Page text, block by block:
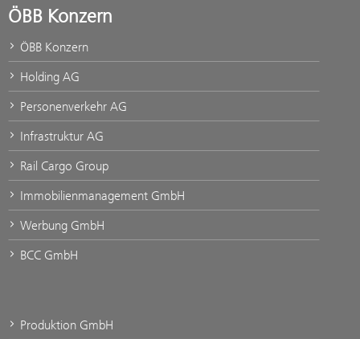
ÖBB Konzern
ÖBB Konzern
Holding AG
Personenverkehr AG
Infrastruktur AG
Rail Cargo Group
Immobilienmanagement GmbH
Werbung GmbH
BCC GmbH
Produktion GmbH